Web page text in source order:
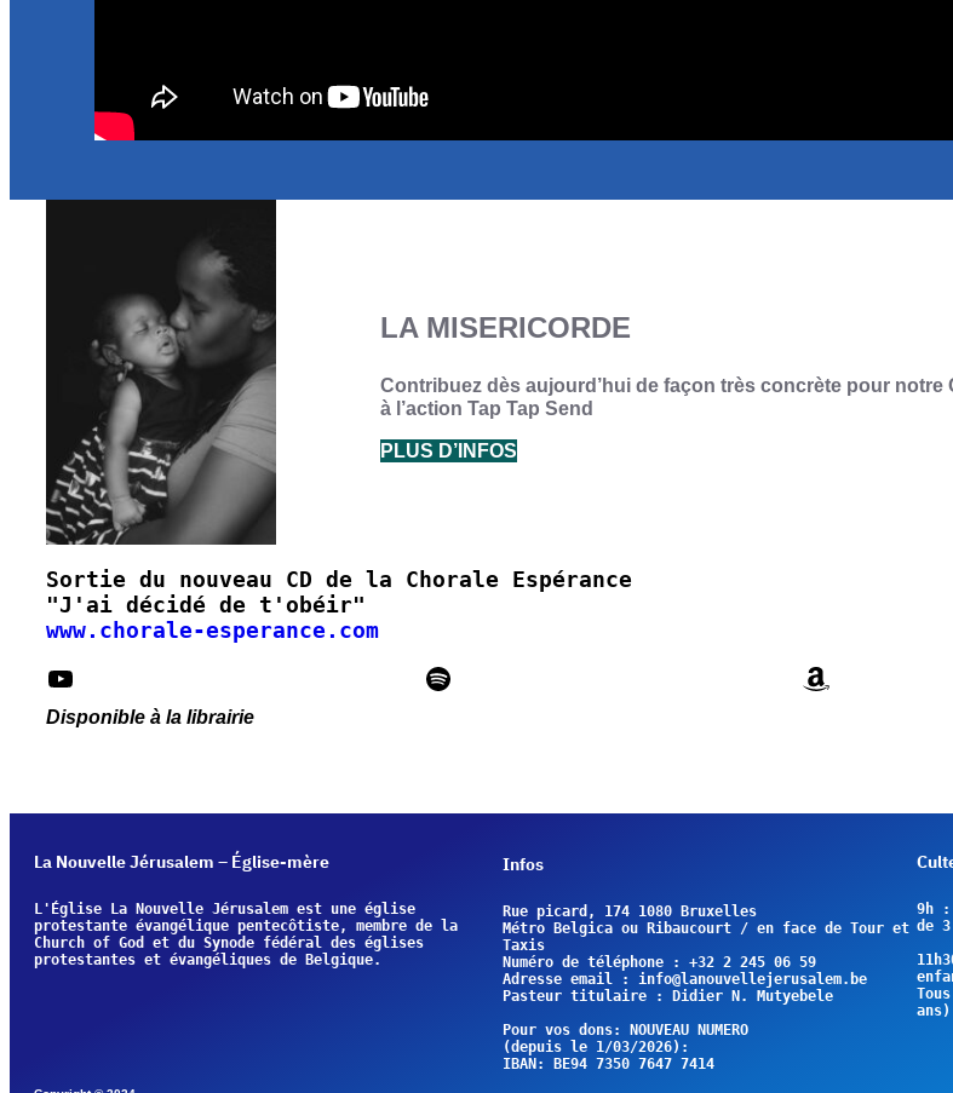
LA MISERICORDE
Contribuez dès aujourd’hui de façon très concrète pour
à l’action Tap Tap Send
PLUS D’INFOS
"J'ai décidé de t'obéir"
www.chorale-esperance.com
YouTube Spotify Amazon
Disponible à la librairie
La Nouvelle Jérusalem – Église-mère
L'Église La Nouvelle Jérusalem est une église
protestante évangélique pentecôtiste, membre de la
Church of God et du Synode fédéral des églises
protestantes et évangéliques de Belgique.
Infos
Rue picard, 174 1080
Métro Belgica ou Ribaucourt / en face de Tour et
Taxis
Numéro de téléphone : +32 2 245 06 59
Adresse email :
Pasteur titulaire : Didier N. Mutyebele
Pour vos dons: NOUVEAU NUMERO
(depuis le 1/03/2026):
IBAN: BE94 7350 7647 7414
9h
:
de